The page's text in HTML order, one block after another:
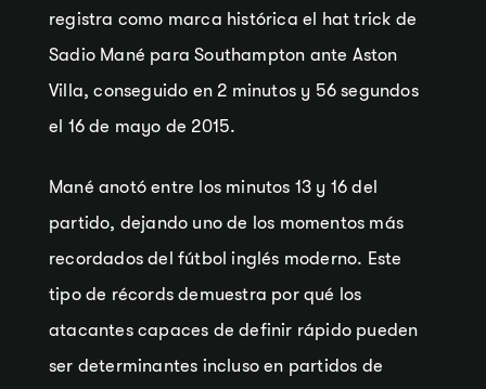
registra como marca histórica el hat trick de
Sadio Mané para Southampton ante Aston
Villa, conseguido en 2 minutos y 56 segundos
el 16 de mayo de 2015.
Mané anotó entre los minutos 13 y 16 del
partido, dejando uno de los momentos más
recordados del fútbol inglés moderno. Este
tipo de récords demuestra por qué los
atacantes capaces de definir rápido pueden
ser determinantes incluso en partidos de